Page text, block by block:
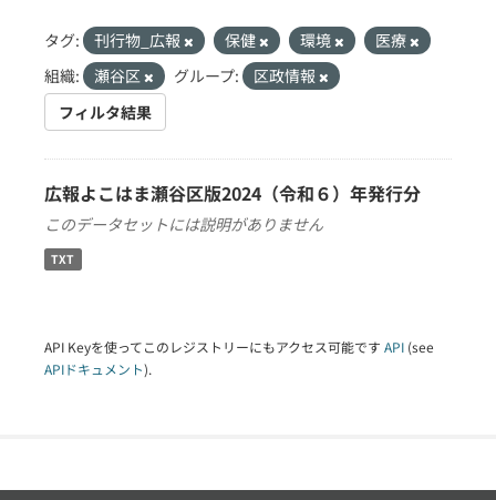
タグ: 刊行物_広報 保健 環境
医療
組織:
瀬谷区 グループ:
区政情報
フィルタ結果
広報よこはま瀬谷区版2024（令和６）年発行分
このデータセットには説明がありません
TXT
API Keyを使ってこのレジストリーにもアクセス可能です API (see
APIドキュメント).